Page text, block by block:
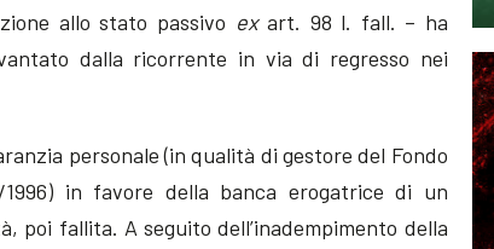
allo stato passivo exart. 98 l. fall. – ha
dalla ricorrente in via di regresso nei
personale (in qualità di gestore del Fondo
in favore della banca erogatrice di un
poi fallita. A seguito dell’inadempimento della